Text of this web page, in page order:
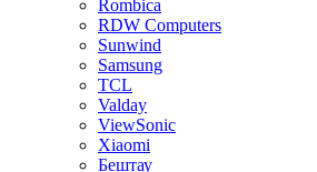
Rombica
RDW Computers
Sunwind
Samsung
TCL
Valday
ViewSonic
Xiaomi
Бештау